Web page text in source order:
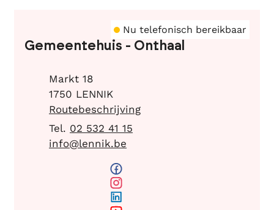
Gemeentehuis - Onthaal
Nu telefonisch bereikbaar
AdresMarkt 18
,1750 LENNIK
Routebeschrijving
02 532 41 15
E-mailinfo@lennik.be
Gemeentehuis - Onthaal
Gemeentehuis - Onthaal
Gemeentehuis - Onthaal